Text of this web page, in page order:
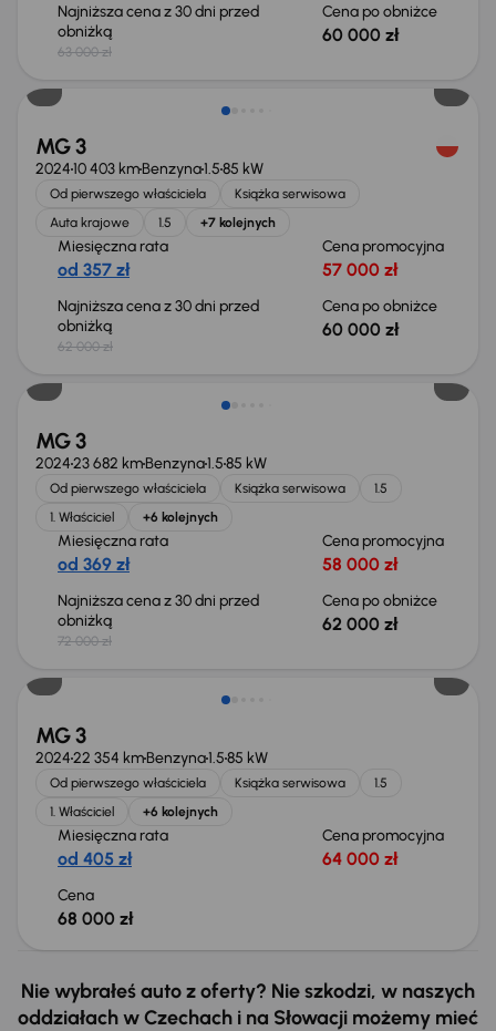
Najniższa cena z 30 dni przed
obniżką
63 000 zł
Cena po obniżce
60 000 zł
Taniej o 2 000 zł
MG 3
202410 403 kmBenzyna1.585 kW
Od pierwszego właściciela
Książka serwisowa
Auta krajowe
1.5 +7 kolejnych
Miesięczna rata
od 357 zł
Cena promocyjna
57 000 zł
Najniższa cena z 30 dni przed
obniżką
62 000 zł
Cena po obniżce
60 000 zł
Taniej o 10 000 zł
MG 3
202423 682 kmBenzyna1.585 kW
Od pierwszego właściciela Książka serwisowa
1.5
1. Właściciel
+6 kolejnych
Miesięczna rata
od 369 zł
Cena promocyjna
58 000 zł
Najniższa cena z 30 dni przed
obniżką
72 000 zł
Cena po obniżce
62 000 zł
Od nowego taniej o 16 615 zł
MG 3
202422 354 kmBenzyna1.585 kW
Od pierwszego właściciela Książka serwisowa
1.5
1. Właściciel
+6 kolejnych
Miesięczna rata
od 405 zł
Cena promocyjna
64 000 zł
Cena
68 000 zł
Nie wybrałeś auto z oferty? Nie szkodzi, w naszych
oddziałach w Czechach i na Słowacji możemy mieć